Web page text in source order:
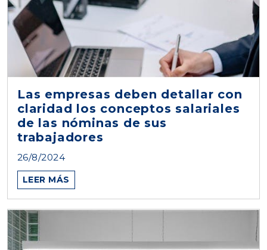
Las empresas deben detallar con
claridad los conceptos salariales
de las nóminas de sus
trabajadores
26/8/2024
LEER MÁS